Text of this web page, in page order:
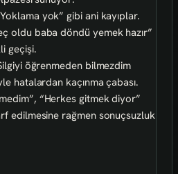
yok” gibi ani kayıplar.
oldu baba döndü yemek hazır”
geçişi.
öğrenmeden bilmezdim
hatalardan kaçınma çabası.
“Herkes gitmek diyor”
edilmesine rağmen sonuçsuzluk